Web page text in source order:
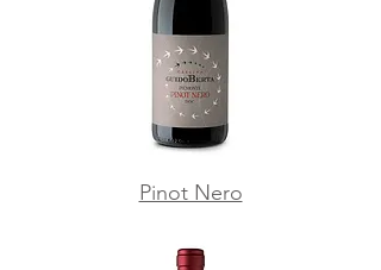
Pinot Nero